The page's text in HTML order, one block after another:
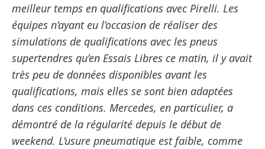
meilleur temps en qualifications avec Pirelli. Les
équipes n’ayant eu l’occasion de réaliser des
simulations de qualifications avec les pneus
supertendres qu’en Essais Libres ce matin, il y avait
très peu de données disponibles avant les
qualifications, mais elles se sont bien adaptées
dans ces conditions. Mercedes, en particulier, a
démontré de la régularité depuis le début de
weekend. L’usure pneumatique est faible, comme